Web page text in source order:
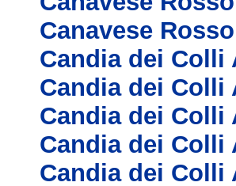
Canavese
Candia dei Colli
Candia dei Colli
Candia dei Colli
Candia dei Colli
Candia dei Colli